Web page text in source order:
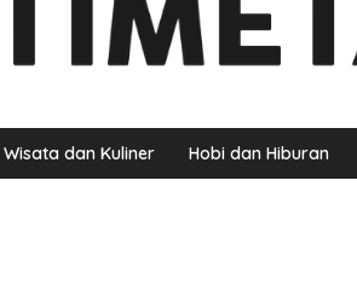
Wisata dan Kuliner Hobi dan Hiburan